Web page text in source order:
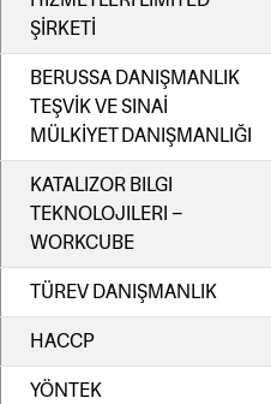
ŞİRKETİ
BERUSSA DANIŞMANLIK
TEŞVİK VE SINAİ
MÜLKİYET DANIŞMANLIĞI
KATALIZOR BILGI
TEKNOLOJILERI –
WORKCUBE
TÜREV DANIŞMANLIK
HACCP
YÖNTEK